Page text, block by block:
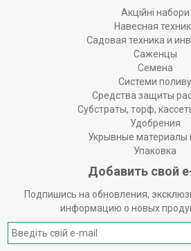
Акційні набори
Навесная
Садовая техника и
Саженцы
Семена
Системи поливу
Средства защиты
Субстраты, торф,
Удобрения
Укрывные материалы
Упаковка
Добавить свой
Подпишись на обновления,
информацию о новых